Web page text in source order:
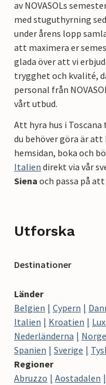
av NOVASOLs
med stuguthyrning
under årens lopp
att maximera er
glada över att vi
trygghet och kvalité,
personal från
vårt utbud.
Att hyra hus i
du behöver göra är
hemsidan, boka och
Italien direkt via vår
Siena och passa på
Utforska
Destinationer
Länder
Belgien
Cypern
Italien
Kroatien
Nederländerna
Norge
Spanien
Sverige
Regioner
Abruzzo
Aostadalen